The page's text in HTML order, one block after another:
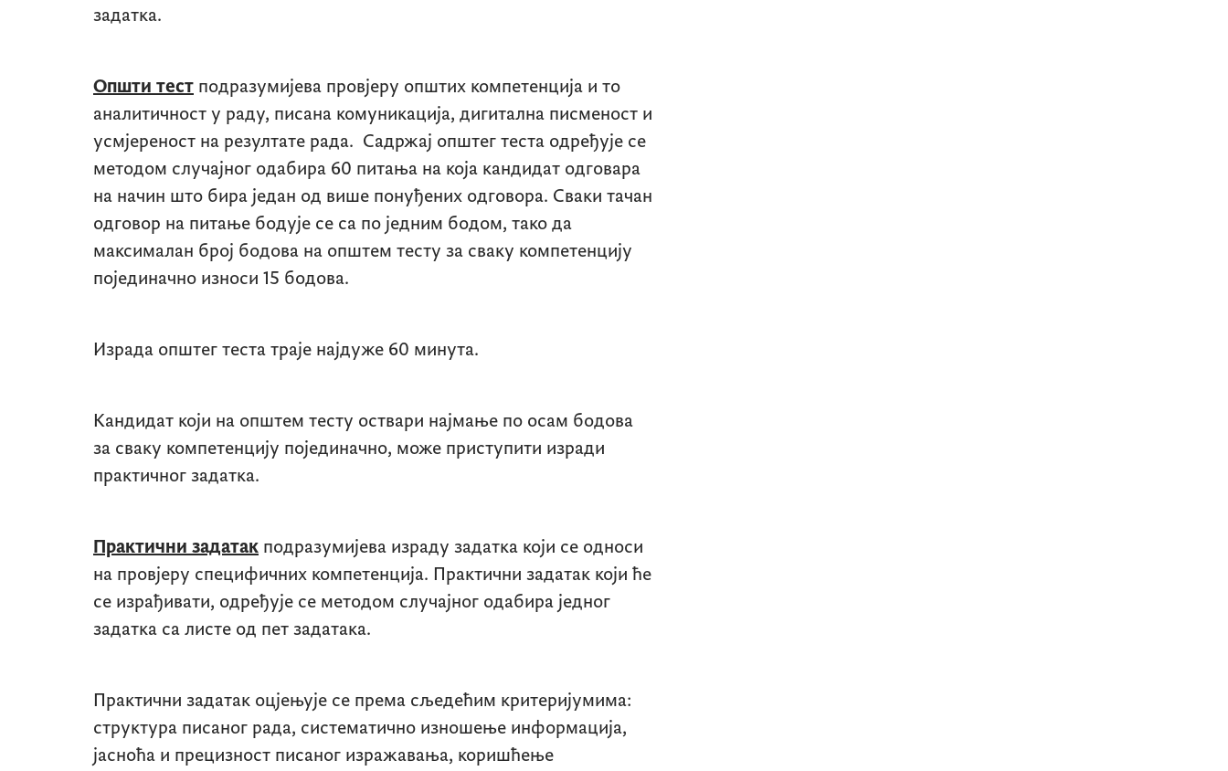
задатка.
Општи тест подразумијева провјеру општих компетенција и то
аналитичност у раду, писана комуникација, дигитална писменост и
усмјереност на резултате рада. Садржај општег теста одређује се
методом случајног одабира 60 питања на која кандидат одговара
на начин што бира један од више понуђених одговора. Сваки тачан
одговор на питање бодује се са по једним бодом, тако да
максималан број бодова на општем тесту за сваку компетенцију
појединачно износи 15 бодова.
Израда општег теста траје најдуже 60 минута.
Кандидат који на општем тесту оствари најмање по осам бодова
за сваку компетенцију појединачно, може приступити изради
практичног задатка.
Практични задатак подразумијева израду задатка који се односи
на провјеру специфичних компетенција. Практични задатак који ће
се израђивати, одређује се методом случајног одабира једног
задатка са листе од пет задатака.
Практични задатак оцјењује се према сљедећим критеријумима:
структура писаног рада, систематично изношење информација,
јасноћа и прецизност писаног изражавања, коришћење